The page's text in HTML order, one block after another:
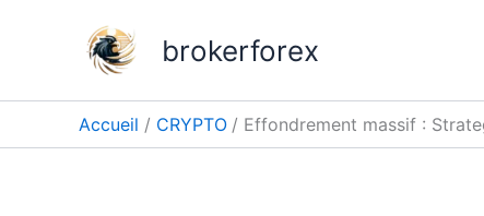
brokerforex
Accueil CRYPTO Effondrement massif :